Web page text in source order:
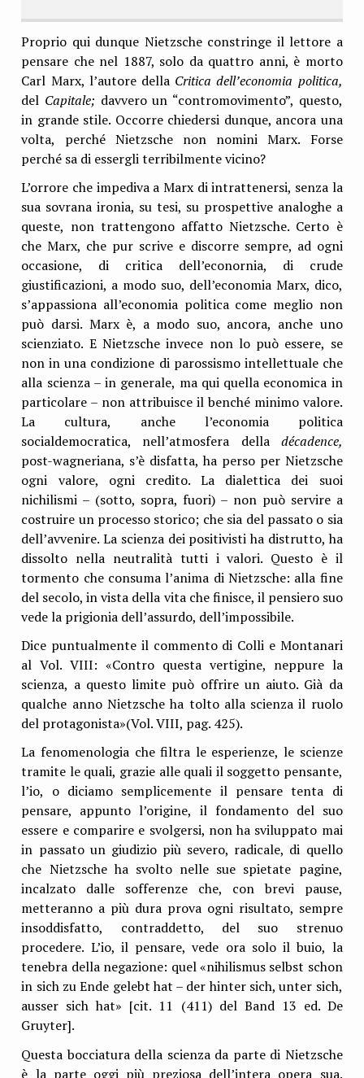
Proprio qui dunque Nietzsche constringe il lettore a
pensare che nel 1887, solo da quattro anni, è morto
Carl Marx, l’autore della Critica dell’economia politica,
del Capitale; davvero un “contromovimento”, questo,
in grande stile. Occorre chiedersi dunque, ancora una
volta, perché Nietzsche non nomini Marx. Forse
perché sa di essergli terribilmente vicino?
L’orrore che impediva a Marx di intrattenersi, senza la
sua sovrana ironia, su tesi, su prospettive analoghe a
queste, non trattengono affatto Nietzsche. Certo è
che Marx, che pur scrive e discorre sempre, ad ogni
occasione, di critica dell’econornia, di crude
giustificazioni, a modo suo, dell’economia Marx, dico,
s’appassiona all’economia politica come meglio non
può darsi. Marx è, a modo suo, ancora, anche uno
scienziato. E Nietzsche invece non lo può essere, se
non in una condizione di parossismo intellettuale che
alla scienza – in generale, ma qui quella economica in
particolare – non attribuisce il benché minimo valore.
La cultura, anche l’economia politica
socialdemocratica, nell’atmosfera della décadence,
post-wagneriana, s’è disfatta, ha perso per Nietzsche
ogni valore, ogni credito. La dialettica dei suoi
nichilismi – (sotto, sopra, fuori) – non può servire a
costruire un processo storico; che sia del passato o sia
dell’avvenire. La scienza dei positivisti ha distrutto, ha
dissolto nella neutralità tutti i valori. Questo è il
tormento che consuma l’anima di Nietzsche: alla fine
del secolo, in vista della vita che finisce, il pensiero suo
vede la prigionia dell’assurdo, dell’impossibile.
Dice puntualmente il commento di Colli e Montanari
al Vol. VIII: «Contro questa vertigine, neppure la
scienza, a questo limite può offrire un aiuto. Già da
qualche anno Nietzsche ha tolto alla scienza il ruolo
del protagonista»(Vol. VIII, pag. 425).
La fenomenologia che filtra le esperienze, le scienze
tramite le quali, grazie alle quali il soggetto pensante,
l’io, o diciamo semplicemente il pensare tenta di
pensare, appunto l’origine, il fondamento del suo
essere e comparire e svolgersi, non ha sviluppato mai
in passato un giudizio più severo, radicale, di quello
che Nietzsche ha svolto nelle sue spietate pagine,
incalzato dalle sofferenze che, con brevi pause,
metteranno a più dura prova ogni risultato, sempre
insoddisfatto, contraddetto, del suo strenuo
procedere. L’io, il pensare, vede ora solo il buio, la
tenebra della negazione: quel «nihilismus selbst schon
in sich zu Ende gelebt hat – der hinter sich, unter sich,
ausser sich hat» [cit. 11 (411) del Band 13 ed. De
Gruyter].
Questa bocciatura della scienza da parte di Nietzsche
è la parte oggi più preziosa dell’intera opera sua.